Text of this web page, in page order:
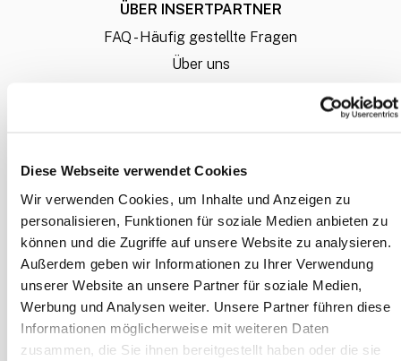
Diese Webseite verwendet Cookies
Wir verwenden Cookies, um Inhalte und Anzeigen zu
personalisieren, Funktionen für soziale Medien anbieten zu
können und die Zugriffe auf unsere Website zu analysieren.
Außerdem geben wir Informationen zu Ihrer Verwendung
unserer Website an unsere Partner für soziale Medien,
Werbung und Analysen weiter. Unsere Partner führen diese
Informationen möglicherweise mit weiteren Daten
zusammen, die Sie ihnen bereitgestellt haben oder die sie
ÜBER INSERTPARTNER
FAQ - Häufig gestellte Fragen
Über uns
INFORMATION
Zahlungsarten
Allgemeine Geschäftsbedingungen
Datenschutz
Disclaimer